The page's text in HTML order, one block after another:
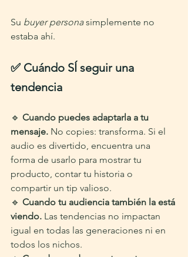
Su buyer persona simplemente no
estaba ahí.
✅ Cuándo SÍ seguir una
tendencia
🔹 Cuando puedes adaptarla a tu
mensaje. No copies: transforma. Si el
audio es divertido, encuentra una
forma de usarlo para mostrar tu
producto, contar tu historia o
compartir un tip valioso.
🔹 Cuando tu audiencia también la está
viendo. Las tendencias no impactan
igual en todas las generaciones ni en
todos los nichos.